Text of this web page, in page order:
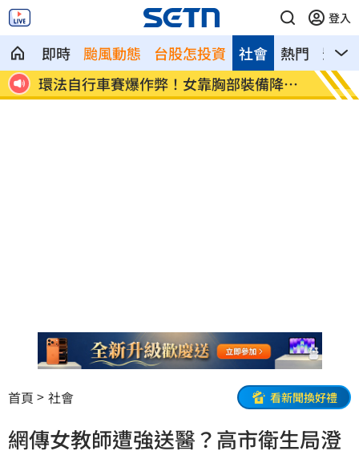
登入
即時 颱風動態 台股怎投資 熱門 影音
社會
風
學霸牙醫槓離職員工 為3萬筆電互告慘勝 俄羅
首頁 社會 看新聞換好禮
網傳女教師遭強送醫？高市衛生局澄